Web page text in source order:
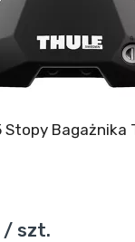
Stopy Bagażnika
/ szt.